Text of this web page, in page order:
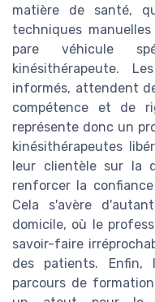
matière de santé,
techniques
pare véhicule
kinésithérapeute.
informés, attendent
compétence et de
représente donc un
kinésithérapeutes
leur clientèle sur la
renforcer la
Cela s'avère
domicile, où le
savoir-faire
des patients.
parcours de